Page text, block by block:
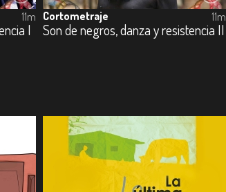
I
11m Cortometraje
Son de negros, danza y resistencia II
11m